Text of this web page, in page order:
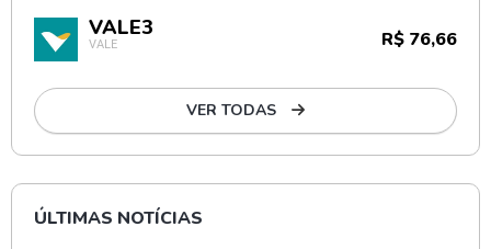
VALE3
VALE R$ 76,66
VER TODAS
ÚLTIMAS NOTÍCIAS